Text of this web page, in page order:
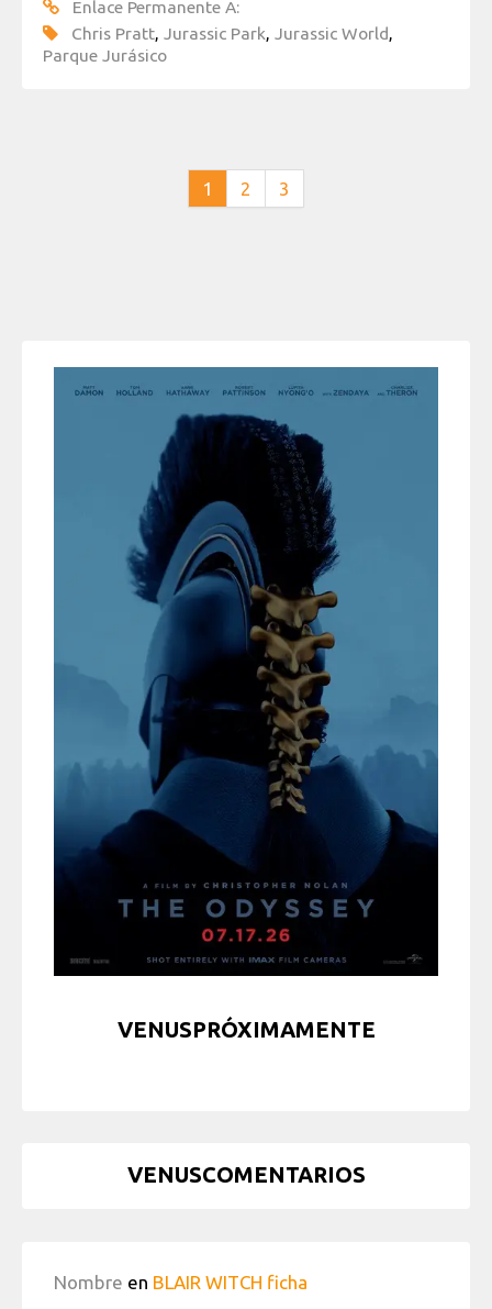
Enlace Permanente A:
Chris Pratt, Jurassic Park, Jurassic World,
Parque Jurásico
1 2 3
VENUSPRÓXIMAMENTE
VENUSCOMENTARIOS
Nombre en BLAIR WITCH ficha